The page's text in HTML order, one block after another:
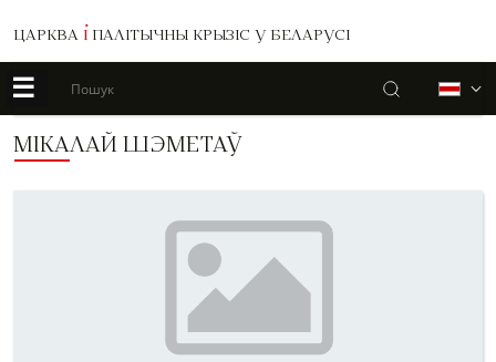
ЦАРКВА І ПАЛІТЫЧНЫ КРЫЗІС У БЕЛАРУСІ
☰ Пошук
МІКАЛАЙ ШЭМЕТАЎ